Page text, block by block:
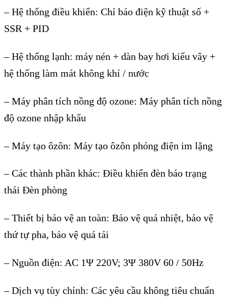
–Hệ thống điều khiển: Chỉ báo điện kỹ thuật số +
SSR + PID
–Hệ thống lạnh: máy nén + dàn bay hơi kiểu vây +
hệ thống làm mát không khí / nước
–Máy phân tích nồng độ ozone: Máy phân tích nồng
độ ozone nhập khẩu
–Máy tạo ôzôn: Máy tạo ôzôn phóng điện im lặng
–Các thành phần khác: Điều khiển đèn báo trạng
thái Đèn phòng
–Thiết bị bảo vệ an toàn: Bảo vệ quá nhiệt, bảo vệ
thứ tự pha, bảo vệ quá tải
–Nguồn điện: AC 1Ψ 220V; 3Ψ 380V 60 / 50Hz
–Dịch vụ tùy chỉnh: Các yêu cầu không tiêu chuẩn